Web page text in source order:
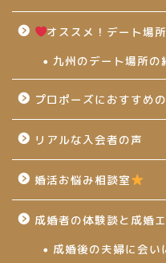
オススメ！デート場所
九州のデート場所の
プロポーズにおすすめ
リアルな入会者の声
婚活お悩み相談室
成婚者の体験談と成婚
成婚後の夫婦に会い